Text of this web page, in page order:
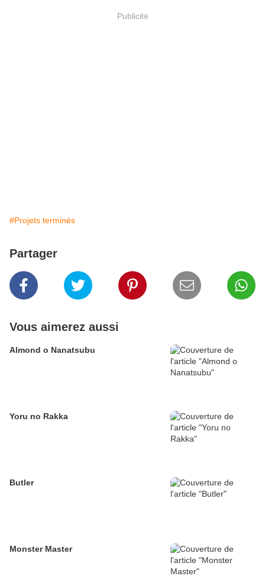
Publicité
#Projets terminés
Partager
Vous aimerez aussi
Almond o Nanatsubu
Yoru no Rakka
Butler
Monster Master